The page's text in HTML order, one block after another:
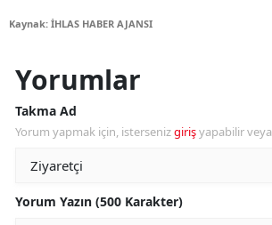
Kaynak: İHLAS HABER AJANSI
Yorumlar
Takma Ad
Yorum yapmak için, istersenizgirişyapabilir veya
Yorum Yazın (500 Karakter)